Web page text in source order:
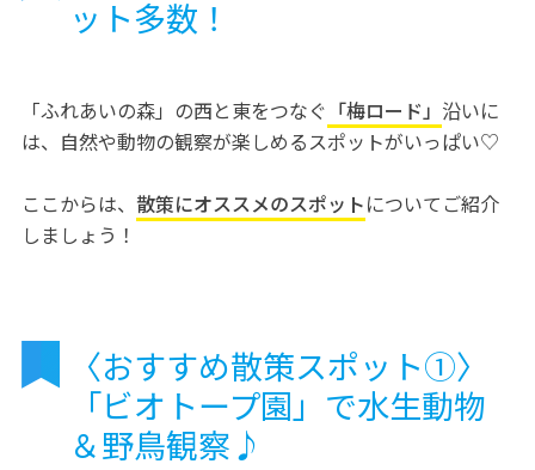
ット多数！
「ふれあいの森」の西と東をつなぐ 「梅ロード」 沿いに
は、自然や動物の観察が楽しめるスポットがいっぱい♡
ここからは、 散策にオススメのスポットについてご紹介
しましょう！
〈おすすめ散策スポット①〉
「ビオトープ園」で水生動物
＆野鳥観察♪